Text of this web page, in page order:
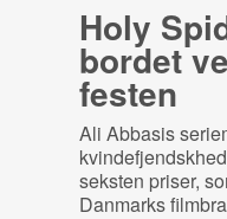
Holy
bordet
festen
Ali Abbasis
seksten priser,
Danmarks